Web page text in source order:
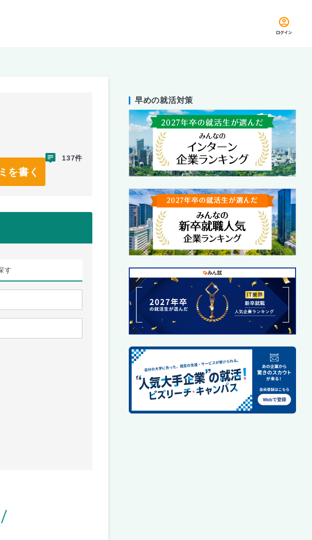
ログイン
を書く
137件
す
早めの就活対策